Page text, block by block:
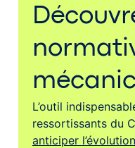
L’outil
ressortissants du
anticiper